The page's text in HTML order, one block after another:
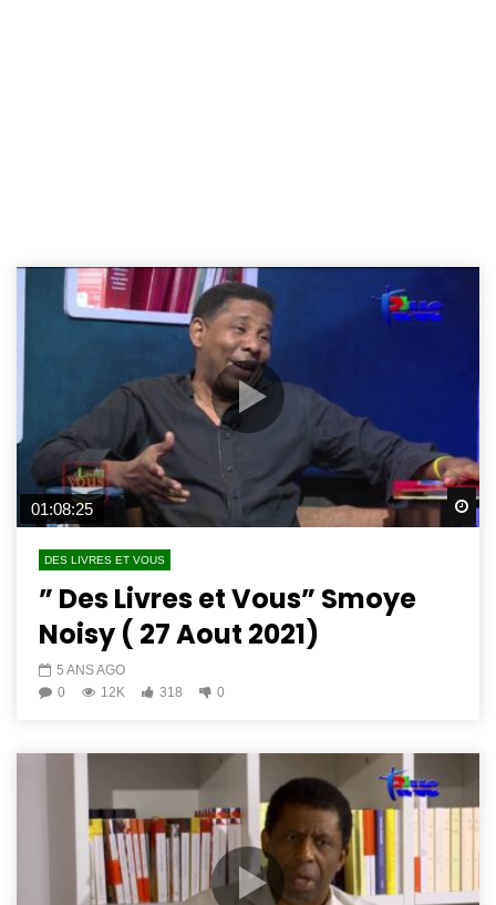
01:08:25
DES LIVRES ET VOUS
” Des Livres et Vous” Smoye
Noisy ( 27 Aout 2021)
5 ANS AGO
0
12K 318 0